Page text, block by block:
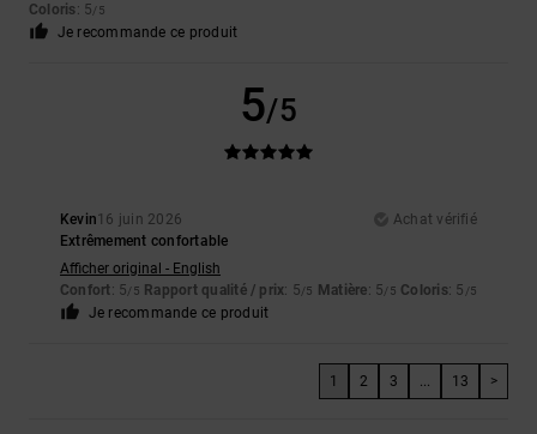
Coloris: 5/5
Je recommande ce produit
5/5
Kevin16 juin 2026
Achat vérifié
Extrêmement confortable
Afficher original - English
Confort: 5/5 Rapport qualité / prix: 5/5 Matière: 5/5 Coloris: 5 /5
Je recommande ce produit
1 2 3 ... 13 >